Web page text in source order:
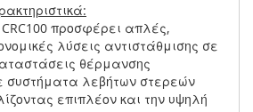
προσφέρει απλές,
λύσεις αντιστάθμισης σε
θέρμανσης
συστήματα λεβήτων στερεών
επιπλέον και την υψηλή